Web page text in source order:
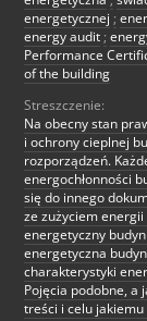
energetycznej ;
energy audit ;
Performance
of the building
Streszczenie:
Na obecny stan
i ochrony cieplnej
rozporządzeń.
energochłonności
się do innego
ze zużyciem
energetyczny
energetyczna
charakterystyki
Pojęcia podobne, a
treści i celu jakiemu